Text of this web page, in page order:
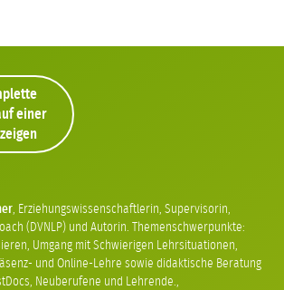
einer
, Erziehungswissenschaftlerin, Supervisorin,
(DVNLP) und Autorin. Themenschwerpunkte:
Umgang mit Schwierigen Lehrsituationen,
und Online-Lehre sowie didaktische Beratung
Neuberufene und Lehrende.,